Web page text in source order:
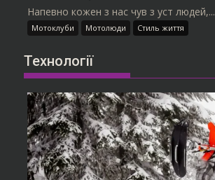
Напевно кожен з нас чув з уст людей,...
Мотоклуби Мотолюди Стиль життя
Технології